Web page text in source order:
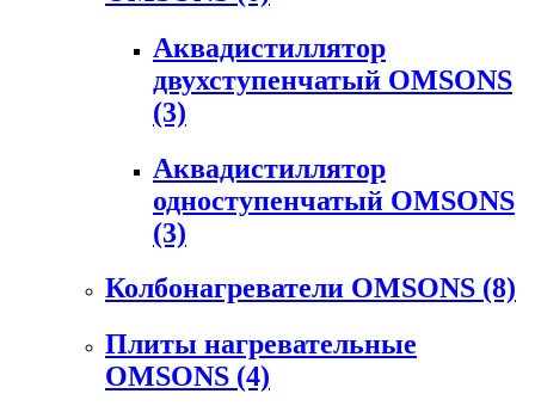
Аквадистиллятор
двухступенчатый OMSONS
(3)
Аквадистиллятор
одноступенчатый OMSONS
(3)
Колбонагреватели OMSONS (8)
Плиты нагревательные
OMSONS (4)